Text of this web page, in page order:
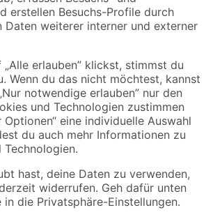
herunterladen
gesetzl. MwSt.. Die dargestellten Angebote sind unter
verfügbar. Die angegebenen Verfügbarkeiten beziehen